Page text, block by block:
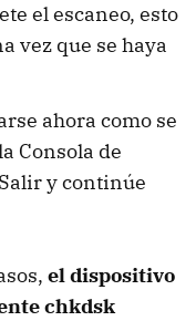
el escaneo, esto
vez que se haya
ahora como se
Consola de
y continúe
el dispositivo
chkdsk